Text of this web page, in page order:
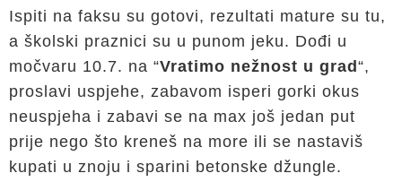
Ispiti na faksu su gotovi, rezultati mature su tu,
a školski praznici su u punom jeku. Dođi u
močvaru 10.7. na “Vratimo nežnost u grad “,
proslavi uspjehe, zabavom isperi gorki okus
neuspjeha i zabavi se na max još jedan put
prije nego što kreneš na more ili se nastaviš
kupati u znoju i sparini betonske džungle.